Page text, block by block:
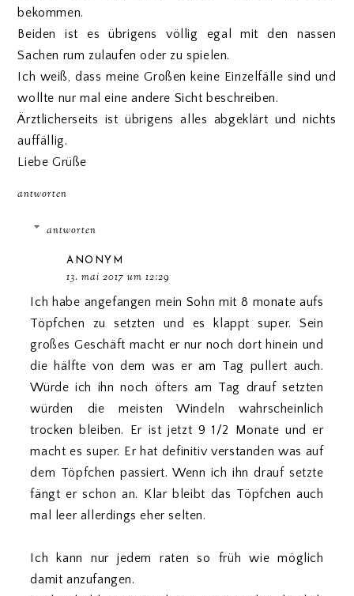
bekommen.
Beiden ist es übrigens völlig egal mit den nassen
Sachen rum zulaufen oder zu spielen.
Ich weiß, dass meine Großen keine Einzelfälle sind und
wollte nur mal eine andere Sicht beschreiben.
Ärztlicherseits ist übrigens alles abgeklärt und nichts
auffällig.
Liebe Grüße
antworten
antworten
ANONYM
13. mai 2017 um 12:29
Ich habe angefangen mein Sohn mit 8 monate aufs
Töpfchen zu setzten und es klappt super. Sein
großes Geschäft macht er nur noch dort hinein und
die hälfte von dem was er am Tag pullert auch.
Würde ich ihn noch öfters am Tag drauf setzten
würden die meisten Windeln wahrscheinlich
trocken bleiben. Er ist jetzt 9 1/2 Monate und er
macht es super. Er hat definitiv verstanden was auf
dem Töpfchen passiert. Wenn ich ihn drauf setzte
fängt er schon an. Klar bleibt das Töpfchen auch
mal leer allerdings eher selten.
Ich kann nur jedem raten so früh wie möglich
damit anzufangen.